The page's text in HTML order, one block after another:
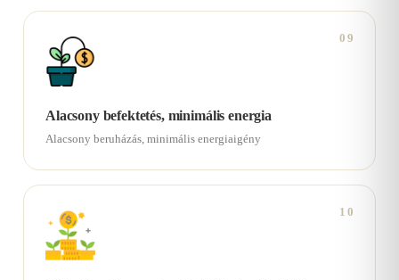
09
Alacsony befektetés, minimális energia
Alacsony beruházás, minimális energiaigény
10